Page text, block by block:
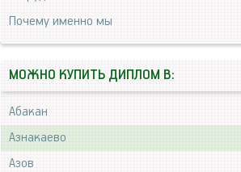
Почему именно мы
МОЖНО КУПИТЬ ДИПЛОМ В:
Абакан
Азнакаево
Азов